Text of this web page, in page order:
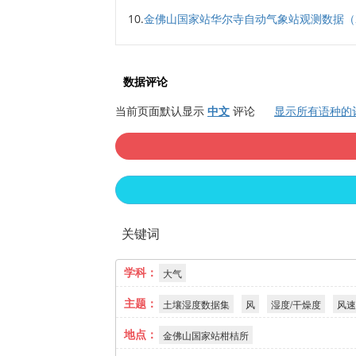
10.金佛山国家站华尔寺自动气象站观测数据
数据评论
当前页面默认显示 中文 评论 显示所有语种的
关键词
学科： 大气
主题： 土壤湿度数据集 风 湿度/干燥度 风速
地点： 金佛山国家站柑桔所